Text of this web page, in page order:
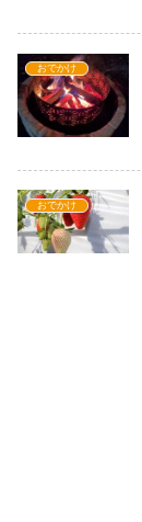
おでかけ
おでかけ